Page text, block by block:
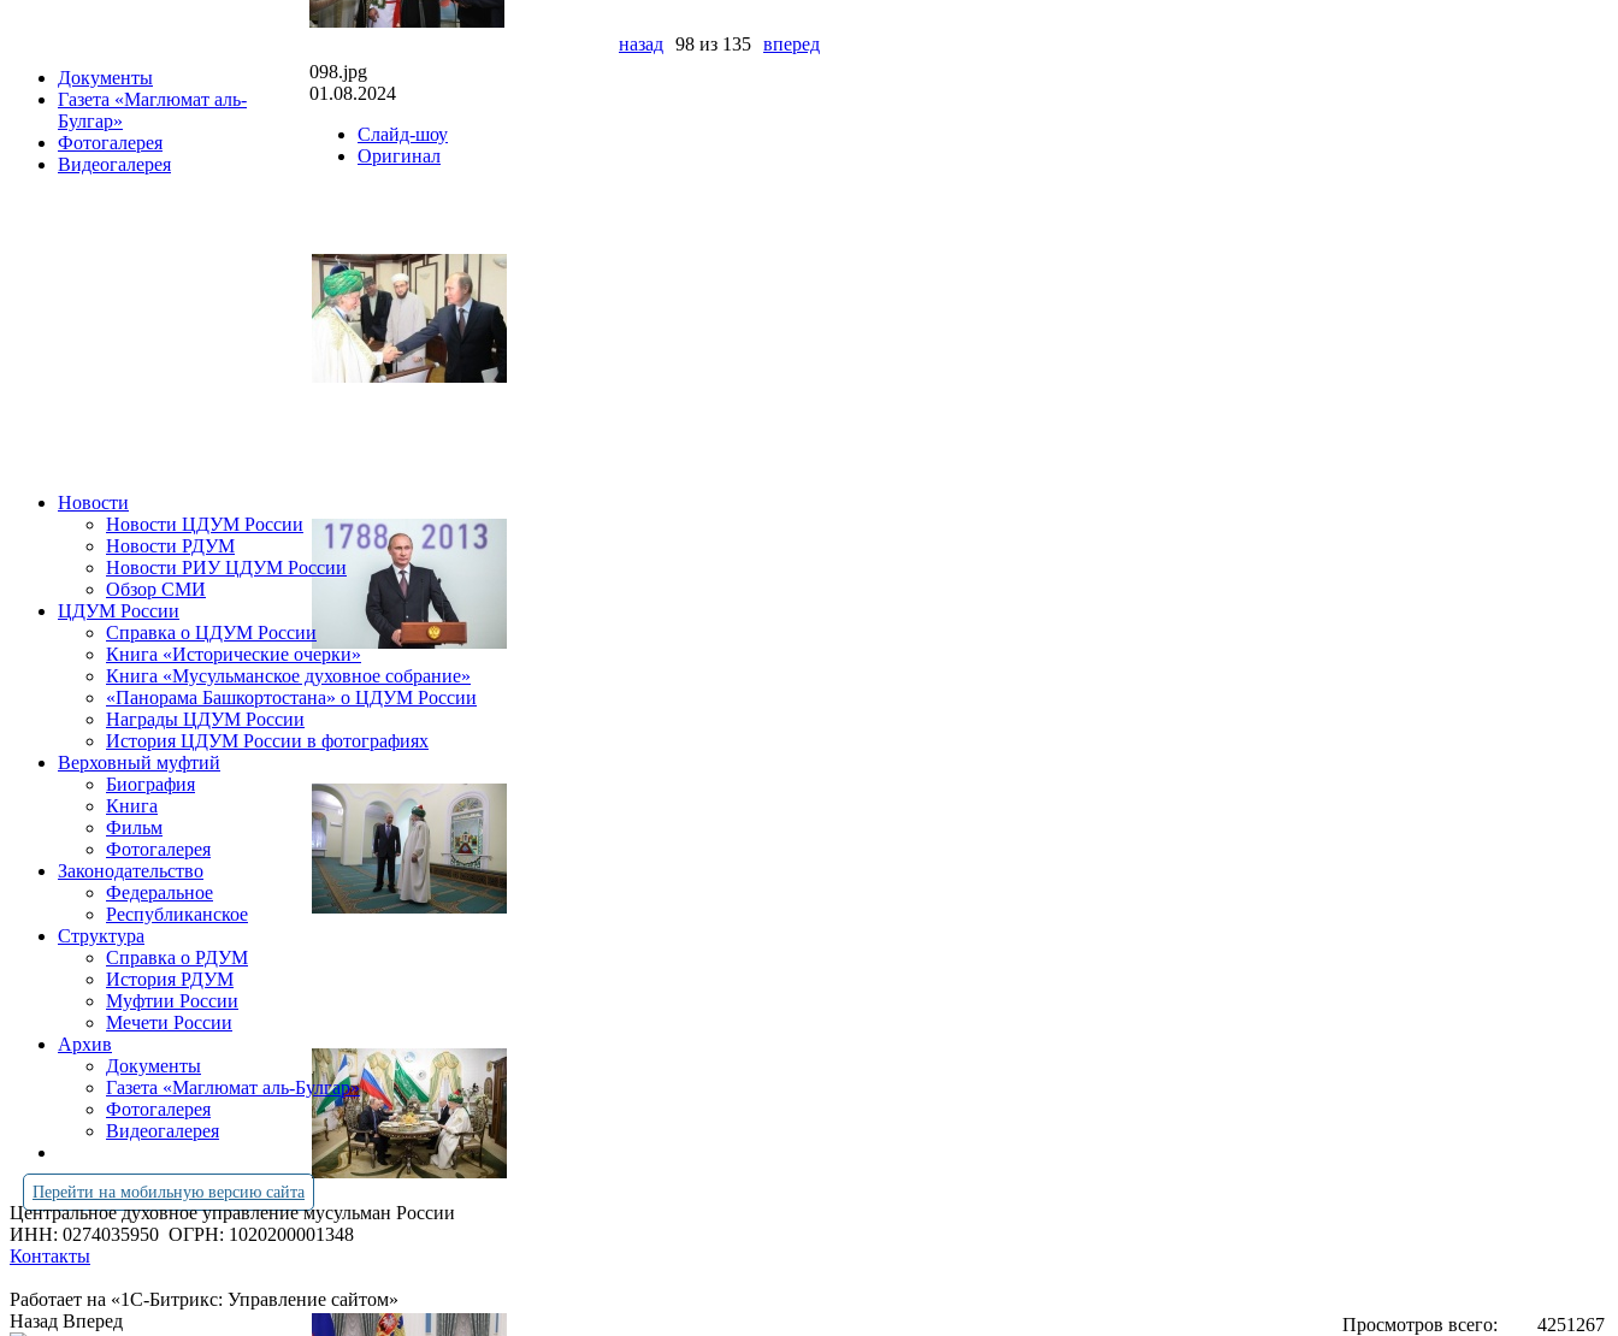
Документы
Газета «Маглюмат аль-
Булгар»
Фотогалерея
Видеогалерея
назад 98 из 135 вперед
098.jpg
01.08.2024
Слайд-шоу
Оригинал
Новости
Новости ЦДУМ России
Новости РДУМ
Новости РИУ ЦДУМ России
Обзор СМИ
ЦДУМ России
Справка о ЦДУМ России
Книга «Исторические очерки»
Книга «Мусульманское духовное собрание»
«Панорама Башкортостана» о ЦДУМ России
Награды ЦДУМ России
История ЦДУМ России в фотографиях
Верховный муфтий
Биография
Книга
Фильм
Фотогалерея
Законодательство
Федеральное
Республиканское
Структура
Справка о РДУМ
История РДУМ
Муфтии России
Мечети России
Архив
Документы
Газета «Маглюмат аль-Булгар»
Фотогалерея
Видеогалерея
Перейти на мобильную версию сайта
Центральное духовное управление мусульман России
ИНН: 0274035950 ОГРН: 1020200001348
Контакты
Работает на «1С-Битрикс: Управление сайтом»
Просмотров всего:
4251267
Назад Вперед